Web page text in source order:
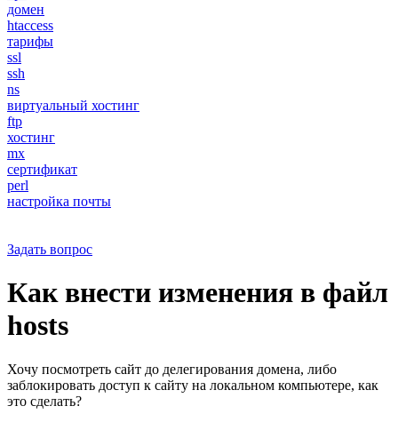
домен
htaccess
тарифы
ssl
ssh
ns
виртуальный хостинг
ftp
хостинг
mx
сертификат
perl
настройка почты
Задать вопрос
Как внести изменения в файл
hosts
Хочу посмотреть сайт до делегирования домена, либо
заблокировать доступ к сайту на локальном компьютере, как
это сделать?